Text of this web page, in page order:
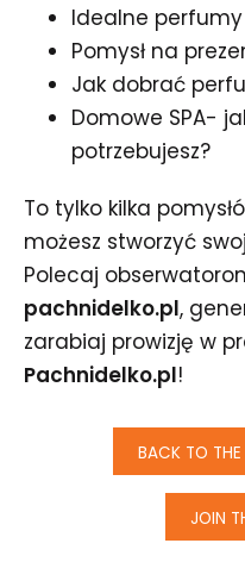
Idealne
Pomysł na
Jak dobrać
Domowe SPA-
potrzebujesz?
To tylko kilka
możesz stworzyć
Polecaj
pachnidelko.pl,
zarabiaj prowizję w
Pachnidelko.pl!
BACK TO
JOIN